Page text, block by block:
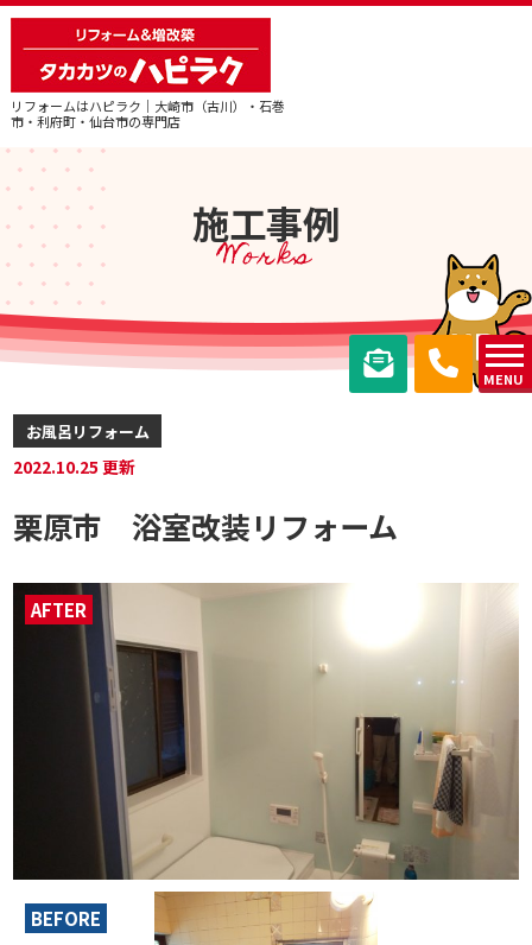
リフォームはハピラク｜大崎市（古川）・石巻
市・利府町・仙台市の専門店
MENU
施工事例
Works
お風呂リフォーム
2022.10.25 更新
栗原市 浴室改装リフォーム
AFTER
BEFORE